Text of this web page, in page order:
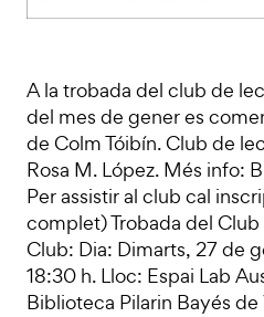
A la trobada del club de
del mes de gener es
de Colm Tóibín. Club de
Rosa M. López. Més info:
Per assistir al club cal
complet) Trobada del
Club: Dia: Dimarts, 27 de
18:30 h. Lloc: Espai Lab
Biblioteca Pilarin Bayés de